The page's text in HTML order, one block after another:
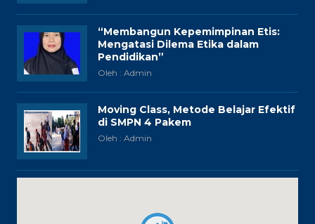
“Membangun Kepemimpinan Etis:
Mengatasi Dilema Etika dalam
Pendidikan”
Oleh : Admin
Moving Class, Metode Belajar Efektif
di SMPN 4 Pakem
Oleh : Admin